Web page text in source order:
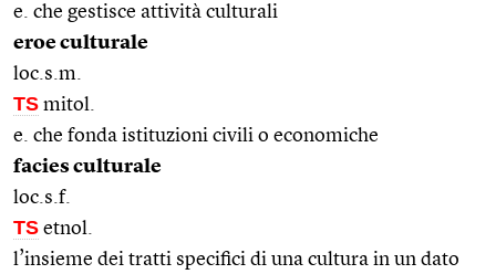
e. che gestisce attività culturali
eroe culturale
loc.s.m.
TS mitol.
e. che fonda istituzioni civili o economiche
facies culturale
loc.s.f.
TS etnol.
l’insieme dei tratti specifici di una cultura in un dato